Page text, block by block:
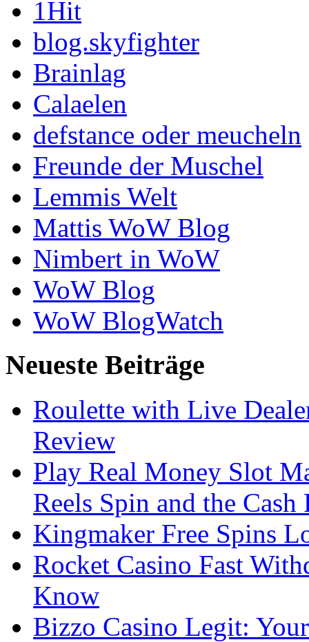
1Hit
blog.skyfighter
Brainlag
Calaelen
defstance oder meucheln
Freunde der Muschel
Lemmis Welt
Mattis WoW Blog
Nimbert in WoW
WoW Blog
WoW BlogWatch
Neueste Beiträge
Roulette with Live
Review
Play Real Money Slot
Reels Spin and the Cash
Kingmaker Free Spins
Rocket Casino Fast
Know
Bizzo Casino Legit: